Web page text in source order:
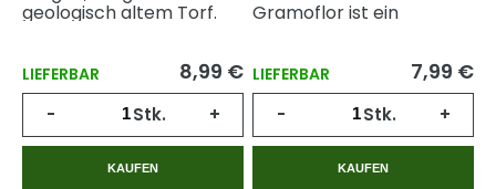
geologisch altem Torf.
LIEFERBAR 8,99 €
- Stk. +
KAUFEN
Gramoflor ist ein
Torf.
LIEFERBAR 7,99 €
- Stk. +
KAUFEN